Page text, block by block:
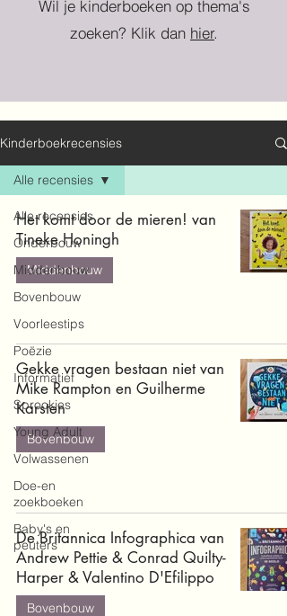
Wil je kinderboeken op thema's
zoeken? Klik dan hier.
Kinderboekrecensies
Alle recensies
Onderbouw
Middenbouw
Bovenbouw
Voorleestips
Poëzie
Informatief
Sprookjes
Young Adult
Volwassenen
Doe-en
zoekboeken
Baby's en
peuters
Alle recensies
Het komt door de mieren! van
Tineke Honingh
Middenbouw
Gekke vragen bestaan niet van
Mike Rampton en Guilherme
Karsten
Bovenbouw
De Britannica Infographica van
Andrew Pettie & Conrad Quilty-
Harper & Valentino D'Efilippo
Bovenbouw